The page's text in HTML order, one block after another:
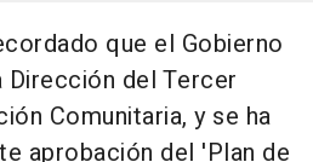
que el Gobierno
del Tercer
Comunitaria, y se ha
aprobación del 'Plan de